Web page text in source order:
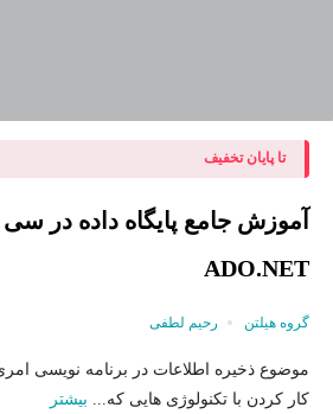
تا پایان تخفیف
آموزش جامع پایگاه داده در
ADO.NET
گروه هیلتن رحیم لطفی
موضوع ذخیره اطلاعات در برنامه نویسی
کار کردن با تکنولوژی هایی که... بیشتر